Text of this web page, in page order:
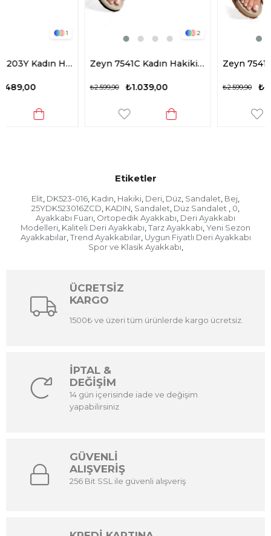
Zeyn 7541C Kadın Hakiki Deri Düz Sandalet Siyah
₺1.039,00
₺2.599,90
Zeyn 7541C Kadın Hakiki Deri Düz Sandalet Taba
₺1.039,00
₺2.599,90
Etiketler
Elit DK523-016 Kadın Hakiki Deri Düz Sandalet Bej
25YDK523016ZCD KADIN Sandalet Düz Sandalet 0
Ayakkabı Fuarı Ortopedik Ayakkabı Deri Ayakkabı
Modelleri Kaliteli Deri Ayakkabı Tarz Ayakkabı Yeni Sezon
Ayakkabılar, Trend Ayakkabılar, Uygun Fiyatlı Deri Ayakkabı
Spor ve Klasik Ayakkabı
ÜCRETSİZ
KARGO
1500₺ ve üzeri tüm ürünlerde kargo ücretsiz.
İPTAL &
DEĞİŞİM
14 gün içerisinde iade ve değişim
yapabilirsiniz
GÜVENLİ
ALIŞVERİŞ
256 Bit SSL ile güvenli alışveriş